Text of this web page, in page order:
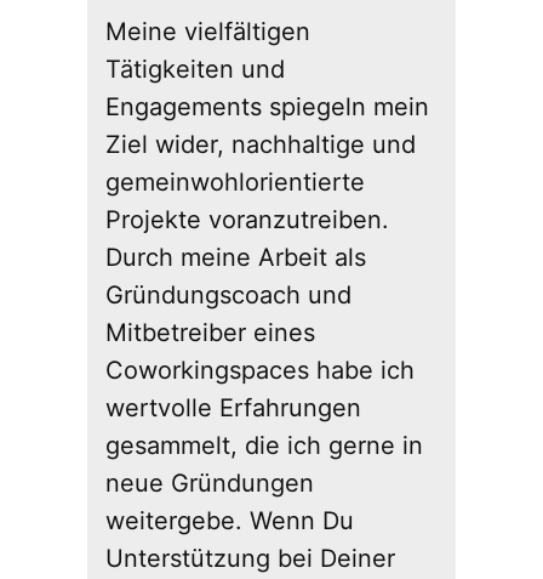
Meine vielfältigen
Tätigkeiten und
Engagements spiegeln mein
Ziel wider, nachhaltige und
gemeinwohlorientierte
Projekte voranzutreiben.
Durch meine Arbeit als
Gründungscoach und
Mitbetreiber eines
Coworkingspaces habe ich
wertvolle Erfahrungen
gesammelt, die ich gerne in
neue Gründungen
weitergebe. Wenn Du
Unterstützung bei Deiner